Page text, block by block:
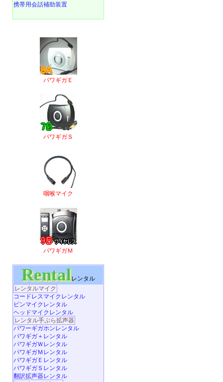
携帯用会話補助装置
パワギガＥ
パワギガＳ
咽喉マイク
パワギガＭ
Rentalレンタル
レンタルマイク
コードレスマイクレンタル
ピンマイクレンタル
ヘッドマイクレンタル
レンタル手ぶら拡声器
パワーギガホンレンタル
パワギガ＋レンタル
パワギガＷレンタル
パワギガＭレンタル
パワギガＥレンタル
パワギガＳレンタル
翻訳拡声器レンタル